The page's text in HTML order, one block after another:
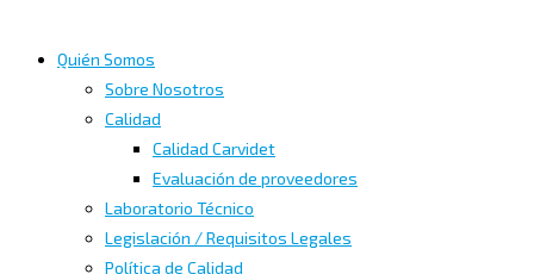
Quién Somos
Sobre Nosotros
Calidad
Calidad Carvidet
Evaluación de proveedores
Laboratorio Técnico
Legislación / Requisitos Legales
Política de Calidad